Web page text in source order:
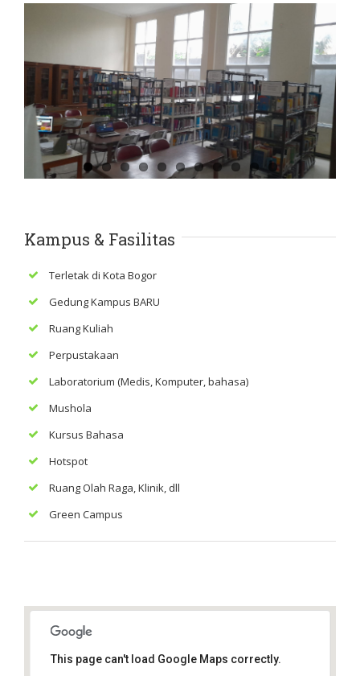
Kampus & Fasilitas
Terletak di Kota Bogor
Gedung Kampus BARU
Ruang Kuliah
Perpustakaan
Laboratorium (Medis, Komputer, bahasa)
Mushola
Kursus Bahasa
Hotspot
Ruang Olah Raga, Klinik, dll
Green Campus
This page can't load Google Maps correctly.